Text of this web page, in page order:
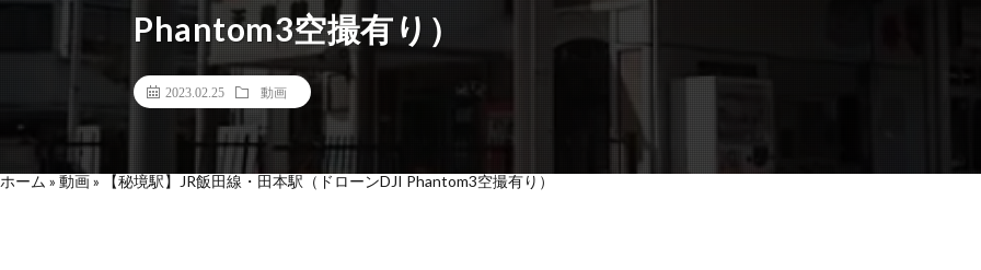
Phantom3空撮有り）
2023.02.25 動画
ホーム » 動画» 【秘境駅】JR飯田線・田本駅（ドローンDJI Phantom3空撮有り）